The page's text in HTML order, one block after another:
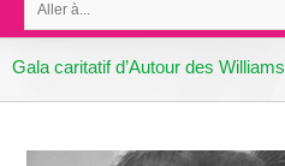
Aller à...
Gala caritatif d’Autour des Williams